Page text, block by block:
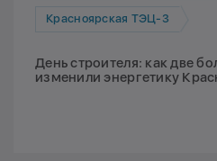
Красноярская ТЭЦ-3
День строителя: как две
изменили энергетику